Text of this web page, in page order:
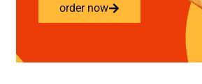
order now